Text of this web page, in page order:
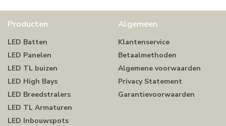
Producten
LED Batten
LED Panelen
LED TL buizen
LED High Bays
LED Breedstralers
LED TL Armaturen
LED Inbouwspots
Algemeen
Klantenservice
Betaalmethoden
Algemene voorwaarden
Privacy Statement
Garantievoorwaarden